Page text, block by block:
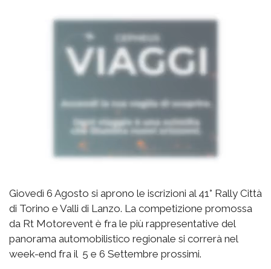
Giovedì 6 Agosto si aprono le iscrizioni al 41° Rally Città
di Torino e Valli di Lanzo. La competizione promossa
da Rt Motorevent è fra le più rappresentative del
panorama automobilistico regionale si correrà nel
week-end fra il 5 e 6 Settembre prossimi.